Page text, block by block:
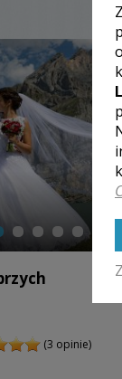
(3 opinie)